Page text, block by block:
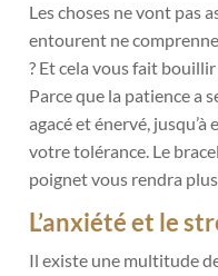
Les choses ne vont pas
entourent ne
? Et cela vous fait bouillir
Parce que la patience a
agacé et énervé,
votre tolérance. Le
poignet vous rendra
L’anxiété et le
Il existe une multitude